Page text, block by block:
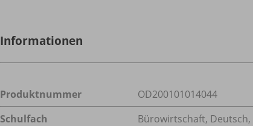
Informationen
Produktnummer
OD200101014044
Schulfach
Bürowirtschaft, Deutsch,